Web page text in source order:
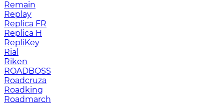
Remain
Replay
Replica FR
Replica H
RepliKey
Rial
Riken
ROADBOSS
Roadcruza
Roadking
Roadmarch